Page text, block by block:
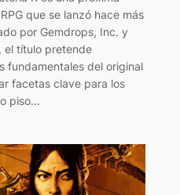
que se lanzó hace más
por Gemdrops, Inc. y
el título pretende
fundamentales del original
facetas clave para los
piso…